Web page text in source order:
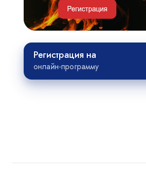
Регистрация на
онлайн-программу
Регистрация